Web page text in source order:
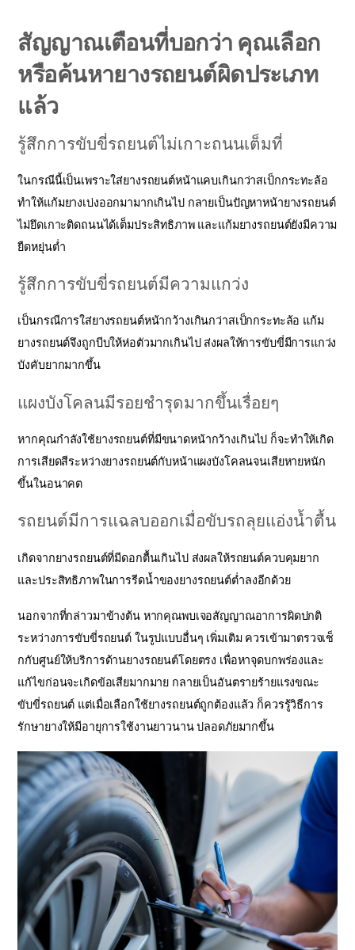
สัญญาณเตือนที่บอกว่า คุณเลือก
หรือค้นหายางรถยนต์ผิดประเภท
แล้ว
รู้สึกการขับขี่รถยนต์ไม่เกาะถนนเต็มที่
ในกรณีนี้เป็นเพราะใส่ยางรถยนต์หน้าแคบเกินกว่าสเป็กกระทะล้อ
ทำให้แก้มยางเบ่งออกมามากเกินไป กลายเป็นปัญหาหน้ายางรถยนต์
ไม่ยึดเกาะติดถนนได้เต็มประสิทธิภาพ และแก้มยางรถยนต์ยังมีความ
ยืดหยุ่นต่ำ
รู้สึกการขับขี่รถยนต์มีความแกว่ง
เป็นกรณีการใส่ยางรถยนต์หน้ากว้างเกินกว่าสเป็กกระทะล้อ แก้ม
ยางรถยนต์จึงถูกบีบให้ห่อตัวมากเกินไป ส่งผลให้การขับขี่มีการแกว่ง
บังคับยากมากขึ้น
แผงบังโคลนมีรอยชำรุดมากขึ้นเรื่อยๆ
หากคุณกำลังใช้ยางรถยนต์ที่มีขนาดหน้ากว้างเกินไป ก็จะทำให้เกิด
การเสียดสีระหว่างยางรถยนต์กับหน้าแผงบังโคลนจนเสียหายหนัก
ขึ้นในอนาคต
รถยนต์มีการแฉลบออกเมื่อขับรถลุยแอ่งน้ำตื้น
เกิดจากยางรถยนต์ที่มีดอกตื้นเกินไป ส่งผลให้รถยนต์ควบคุมยาก
และประสิทธิภาพในการรีดน้ำของยางรถยนต์ต่ำลงอีกด้วย
นอกจากที่กล่าวมาข้างต้น หากคุณพบเจอสัญญาณอาการผิดปกติ
ระหว่างการขับขี่รถยนต์ ในรูปแบบอื่นๆ เพิ่มเติม ควรเข้ามาตรวจเช็
กกับศูนย์ให้บริการด้านยางรถยนต์โดยตรง เพื่อหาจุดบกพร่องและ
แก้ไขก่อนจะเกิดข้อเสียมากมาย กลายเป็นอันตรายร้ายแรงขณะ
ขับขี่รถยนต์ แต่เมื่อเลือกใช้ยางรถยนต์ถูกต้องแล้ว ก็ควรรู้วิธีการ
รักษายางให้มีอายุการใช้งานยาวนาน ปลอดภัยมากขึ้น